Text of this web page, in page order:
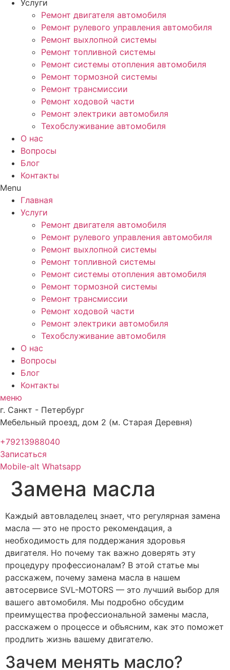
Услуги
Ремонт двигателя автомобиля
Ремонт рулевого управления автомобиля
Ремонт выхлопной системы
Ремонт топливной системы
Ремонт системы отопления автомобиля
Ремонт тормозной системы
Ремонт трансмиссии
Ремонт ходовой части
Ремонт электрики автомобиля
Техобслуживание автомобиля
О нас
Вопросы
Блог
Контакты
Menu
Главная
Услуги
Ремонт двигателя автомобиля
Ремонт рулевого управления автомобиля
Ремонт выхлопной системы
Ремонт топливной системы
Ремонт системы отопления автомобиля
Ремонт тормозной системы
Ремонт трансмиссии
Ремонт ходовой части
Ремонт электрики автомобиля
Техобслуживание автомобиля
О нас
Вопросы
Блог
Контакты
меню
г. Санкт - Петербург
Мебельный проезд, дом 2 (м. Старая Деревня)
+79213988040
Записаться
Mobile-alt Whatsapp
Замена масла
Каждый автовладелец знает, что регулярная замена
масла — это не просто рекомендация, а
необходимость для поддержания здоровья
двигателя. Но почему так важно доверять эту
процедуру профессионалам? В этой статье мы
расскажем, почему замена масла в нашем
автосервисе SVL-MOTORS — это лучший выбор для
вашего автомобиля. Мы подробно обсудим
преимущества профессиональной замены масла,
расскажем о процессе и объясним, как это поможет
продлить жизнь вашему двигателю.
Зачем менять масло?